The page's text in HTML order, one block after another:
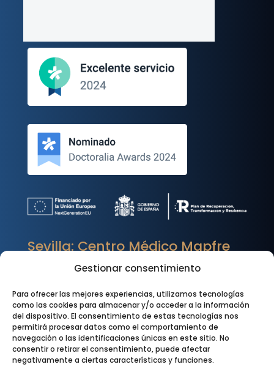
Gestionar consentimiento
Para ofrecer las mejores experiencias, utilizamos tecnologías
como las cookies para almacenar y/o acceder a la información
del dispositivo. El consentimiento de estas tecnologías nos
permitirá procesar datos como el comportamiento de
navegación o las identificaciones únicas en este sitio. No
consentir o retirar el consentimiento, puede afectar
negativamente a ciertas características y funciones.
Sevilla: Centro Médico Mapfre
Dirección
w Cita Previa
600 768 882
} Horario